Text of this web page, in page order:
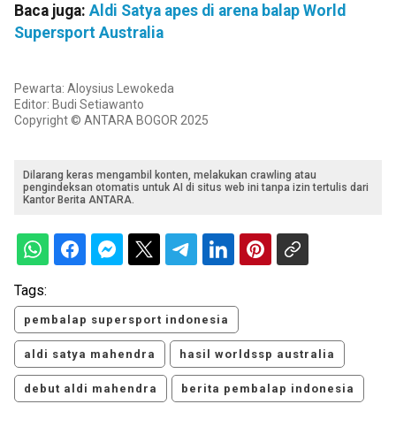
Baca juga: Aldi Satya apes di arena balap World
Supersport Australia
Pewarta: Aloysius Lewokeda
Editor: Budi Setiawanto
Copyright © ANTARA BOGOR 2025
Dilarang keras mengambil konten, melakukan crawling atau
pengindeksan otomatis untuk AI di situs web ini tanpa izin tertulis dari
Kantor Berita ANTARA.
Tags:
pembalap supersport indonesia
aldi satya mahendra hasil worldssp australia
debut aldi mahendra berita pembalap indonesia